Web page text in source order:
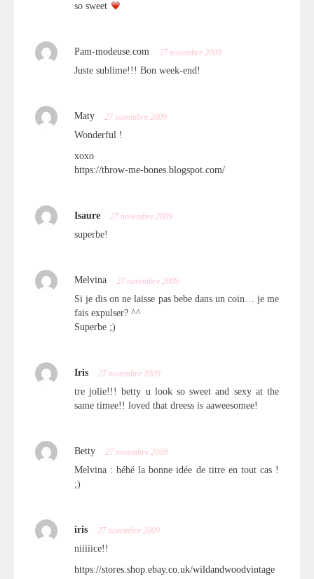
so sweet
Pam-modeuse.com 27 novembre 2009
Juste sublime!!! Bon week-end!
Maty 27 novembre 2009
Wonderful !
xoxo
https://throw-me-bones.blogspot.com/
Isaure 27 novembre 2009
superbe!
Melvina 27 novembre 2009
Si je dis on ne laisse pas bebe dans un coin… je me
fais expulser? ^^
Superbe ;)
Iris 27 novembre 2009
tre jolie!!! betty u look so sweet and sexy at the
same timee!! loved that dreess is aaweesomee!
Betty 27 novembre 2009
Melvina : héhé la bonne idée de titre en tout cas !
;)
iris 27 novembre 2009
niiiiice!!
https://stores.shop.ebay.co.uk/wildandwoodvintage